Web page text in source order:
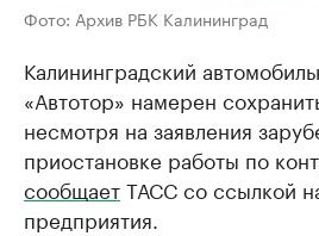
Фото: Архив РБК Калининград
Калининградский
«Автотор» намерен
несмотря на заявления
приостановке работы по
сообщаетТАСС со ссылкой
предприятия.